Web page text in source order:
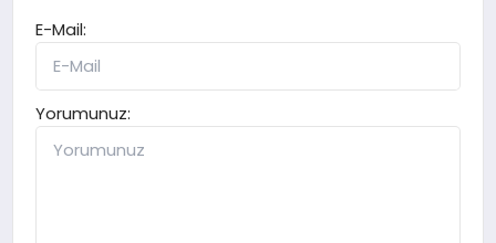
E-Mail:
Yorumunuz: